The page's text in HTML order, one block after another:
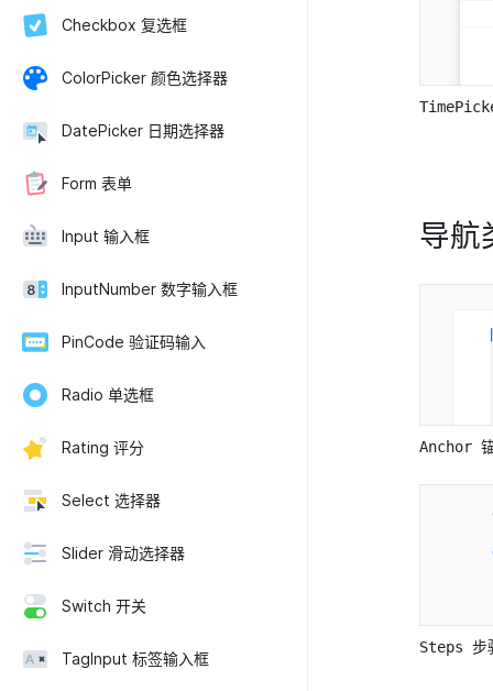
Checkbox 复选框
ColorPicker 颜色选择器
DatePicker 日期选择器
Form 表单
Input 输入框
InputNumber 数字输入框
PinCode 验证码输入
Radio 单选框
Rating 评分
Select 选择器
Slider 滑动选择器
Switch 开关
TagInput 标签输入框
导航
Anchor
Steps 步